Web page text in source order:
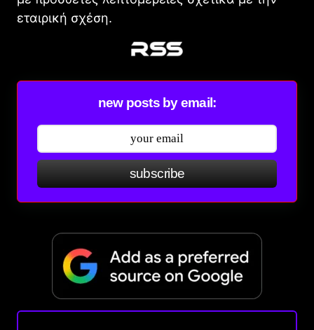
εταιρική σχέση.
new posts by email:
subscribe